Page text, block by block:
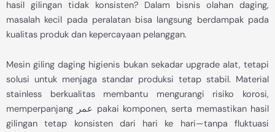
hasil gilingan tidak konsisten? Dalam bisnis olahan daging,
masalah kecil pada peralatan bisa langsung berdampak pada
kualitas produk dan kepercayaan pelanggan.
Mesin giling daging higienis bukan sekadar upgrade alat, tetapi
solusi untuk menjaga standar produksi tetap stabil. Material
stainless berkualitas membantu mengurangi risiko korosi,
memperpanjang عمر pakai komponen, serta memastikan hasil
gilingan tetap konsisten dari hari ke hari—tanpa fluktuasi